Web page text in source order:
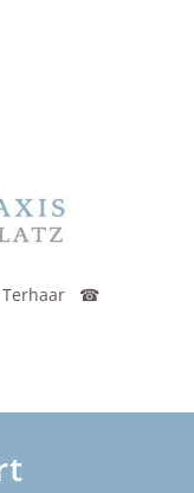
Terhaar ☎